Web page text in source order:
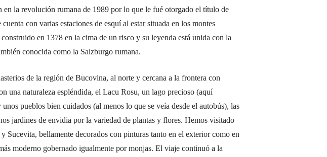
la revolución rumana de 1989 por lo que le fué otorgado el título de
con varias estaciones de esquí al estar situada en los montes
en 1378 en la cima de un risco y su leyenda está unida con la
conocida como la Salzburgo rumana.
de la región de Bucovina, al norte y cercana a la frontera con
una naturaleza espléndida, el Lacu Rosu, un lago precioso (aquí
pueblos bien cuidados (al menos lo que se veía desde el autobús), las
jardines de envidia por la variedad de plantas y flores. Hemos visitado
bellamente decorados con pinturas tanto en el exterior como en
moderno gobernado igualmente por monjas. El viaje continuó a la